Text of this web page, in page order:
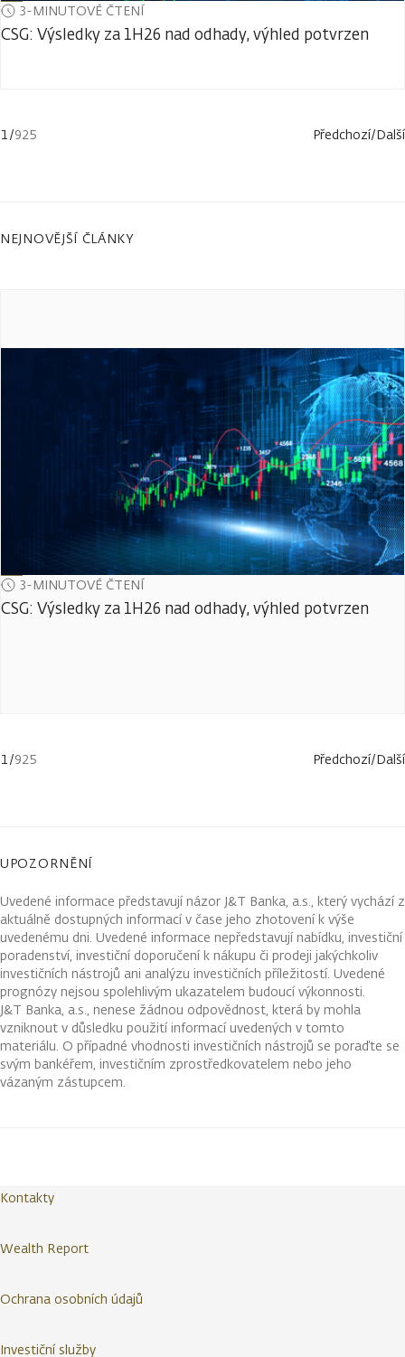
3-MINUTOVÉ ČTENÍ
CSG: Výsledky za 1H26 nad odhady, výhled potvrzen
1/925 Předchozí/Další
NEJNOVĚJŠÍ ČLÁNKY
3-MINUTOVÉ ČTENÍ
CSG: Výsledky za 1H26 nad odhady, výhled potvrzen
1/925 Předchozí/Další
UPOZORNĚNÍ
Uvedené informace představují názor J&T Banka, a.s., který vychází z
aktuálně dostupných informací v čase jeho zhotovení k výše
uvedenému dni. Uvedené informace nepředstavují nabídku, investiční
poradenství, investiční doporučení k nákupu či prodeji jakýchkoliv
investičních nástrojů ani analýzu investičních příležitostí. Uvedené
prognózy nejsou spolehlivým ukazatelem budoucí výkonnosti.
J&T Banka, a.s., nenese žádnou odpovědnost, která by mohla
vzniknout v důsledku použití informací uvedených v tomto
materiálu. O případné vhodnosti investičních nástrojů se poraďte se
svým bankéřem, investičním zprostředkovatelem nebo jeho
vázaným zástupcem.
Kontakty
Wealth Report
Ochrana osobních údajů
Investiční služby